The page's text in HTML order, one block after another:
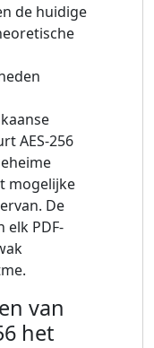
de huidige
AES-256
mogelijke
De
elk PDF-
van
het